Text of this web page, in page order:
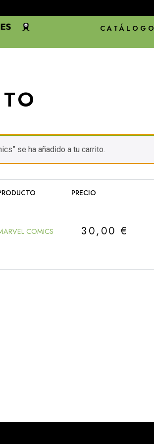
CATÁLOGO
se ha añadido a tu carrito.
PRECIO
COMICS 30,00€